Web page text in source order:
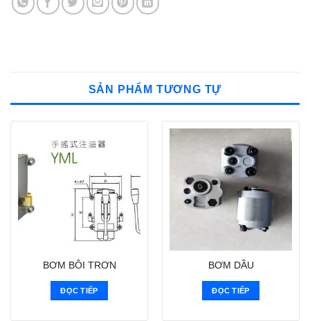
SẢN PHẨM TƯƠNG TỰ
BƠM BÔI TRƠN
ĐỌC TIẾP
BƠM DẦU
ĐỌC TIẾP